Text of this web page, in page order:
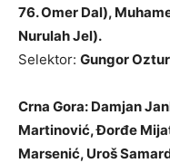
76. Omer Dal),
Nurulah Jel).
Selektor: Gungor
Crna Gora: Damjan
Martinović, Đorđe
Marsenić, Uroš